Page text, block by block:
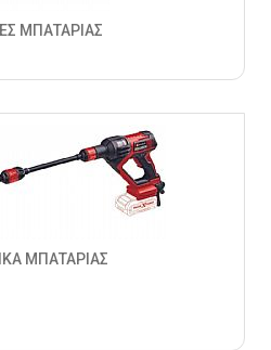
ΜΠΑΤΑΡΙΑΣ
ΜΠΑΤΑΡΙΑΣ